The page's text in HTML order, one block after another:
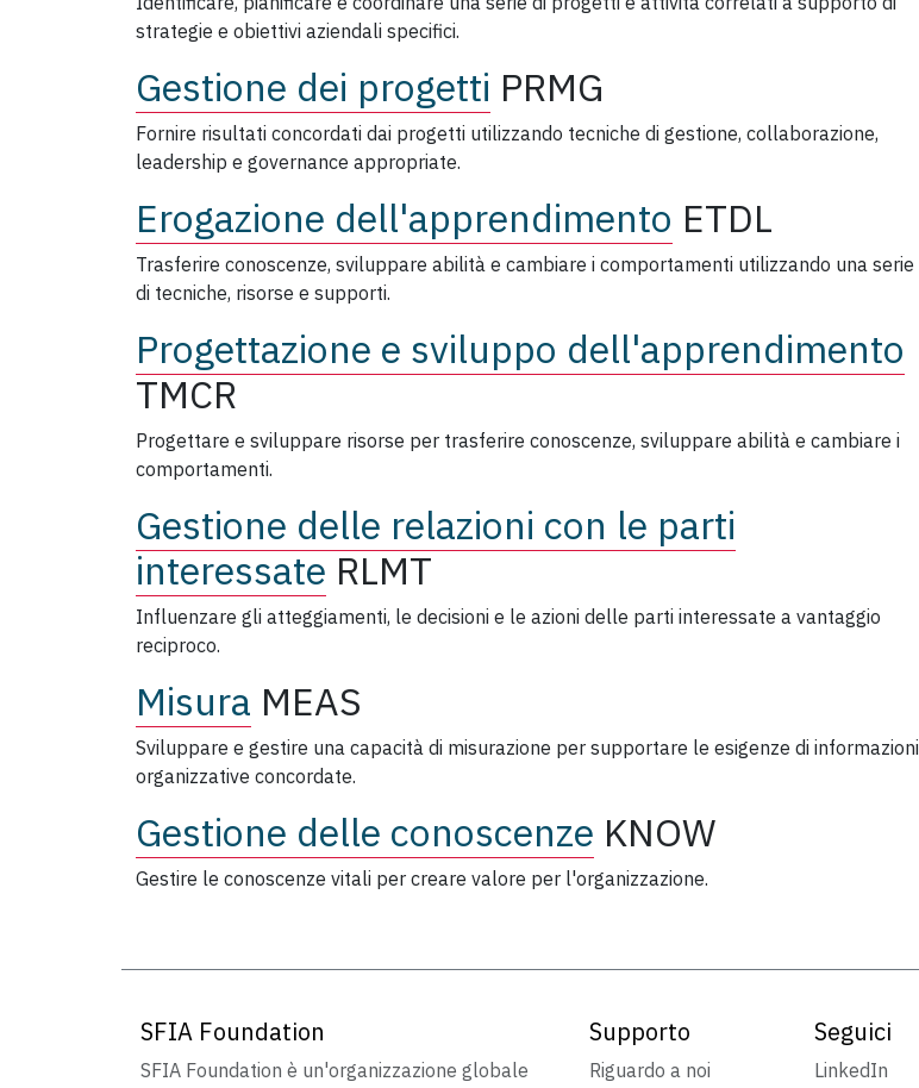
strategie e obiettivi aziendali specifici.
Gestione dei progetti PRMG
Fornire risultati concordati dai progetti utilizzando tecniche di gestione, collaborazione,
leadership e governance appropriate.
Erogazione dell'apprendimento ETDL
Trasferire conoscenze, sviluppare abilità e cambiare i comportamenti utilizzando una serie
di tecniche, risorse e supporti.
Progettazione e sviluppo dell'apprendimento
TMCR
Progettare e sviluppare risorse per trasferire conoscenze, sviluppare abilità e cambiare i
comportamenti.
Gestione delle relazioni con le parti
interessate RLMT
Influenzare gli atteggiamenti, le decisioni e le azioni delle parti interessate a vantaggio
reciproco.
Misura MEAS
Sviluppare e gestire una capacità di misurazione per supportare le esigenze di informazioni
organizzative concordate.
Gestione delle conoscenze KNOW
Gestire le conoscenze vitali per creare valore per l'organizzazione.
SFIA Foundation
SFIA Foundation è un'organizzazione globale
Supporto
Riguardo a noi
Seguici
LinkedIn